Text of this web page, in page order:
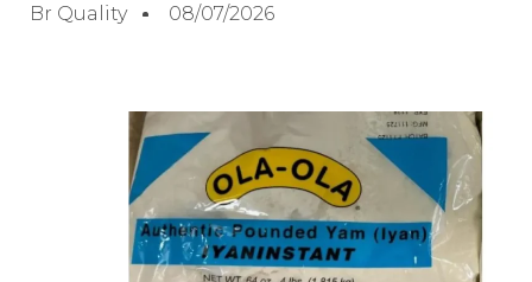
Br Quality 08/07/2026